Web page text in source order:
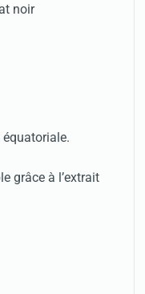
noir
grâce à l’extrait